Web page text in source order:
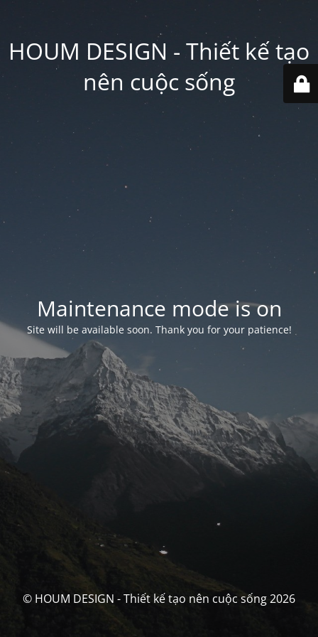
HOUM DESIGN - Thiết kế tạo
nên cuộc sống
Maintenance mode is on
Site will be available soon. Thank you for your patience!
© HOUM DESIGN - Thiết kế tạo nên cuộc sống 2026